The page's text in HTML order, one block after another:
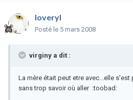
loveryl
Posté le 5 mars 2008
virginy a dit :
La mère était peut etre avec...elle
sans trop savoir où aller :toobad: